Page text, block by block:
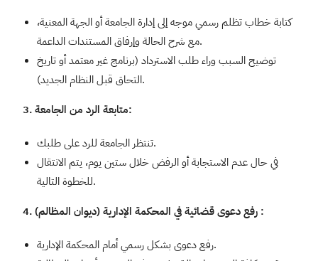
كتابة خطاب تظلم رسمي موجه إلى إدارة الجامعة أو الجهة المعنية،
مع شرح الحالة وإرفاق المستندات الداعمة.
توضيح السبب وراء طلب الاسترداد (برنامج غير معتمد أو تاريخ
التحاق قبل النظام الجديد).
3. متابعة الرد من الجامعة:
تنتظر الجامعة للرد على طلبك.
في حال عدم الاستجابة أو الرفض خلال ستين يوم، يتم الانتقال
للخطوة التالية.
4. رفع دعوى قضائية في المحكمة الإدارية (ديوان المظالم) :
رفع دعوى بشكل رسمي أمام المحكمة الإدارية.